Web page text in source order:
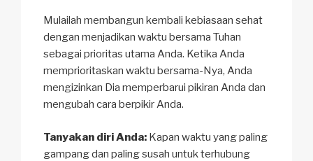
Mulailah membangun kembali kebiasaan sehat
dengan menjadikan waktu bersama Tuhan
sebagai prioritas utama Anda. Ketika Anda
memprioritaskan waktu bersama-Nya, Anda
mengizinkan Dia memperbarui pikiran Anda dan
mengubah cara berpikir Anda.
Tanyakan diri Anda: Kapan waktu yang paling
gampang dan paling susah untuk terhubung